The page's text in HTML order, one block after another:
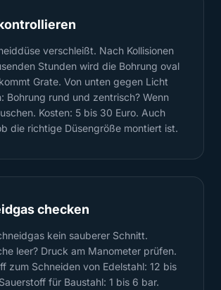
verschleißt. Nach Kollisionen
Stunden wird die Bohrung oval
Grate. Von unten gegen Licht
Bohrung rund und zentrisch? Wenn
Kosten: 5 bis 30 Euro. Auch
die richtige Düsengröße montiert ist.
checken
kein sauberer Schnitt.
leer? Druck am Manometer prüfen.
zum Schneiden von Edelstahl: 12 bis
für Baustahl: 1 bis 6 bar.